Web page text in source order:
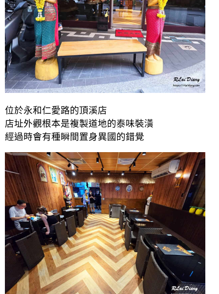
位於永和仁愛路的頂溪店
店址外觀根本是複製道地的泰味裝潢
經過時會有種瞬間置身異國的錯覺